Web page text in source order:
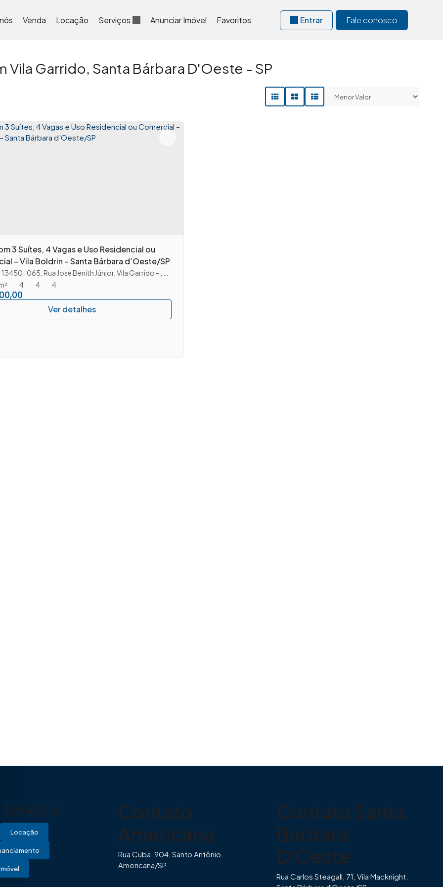
Fale conosco
Entrar
Favoritos
Anunciar Imóvel
Serviços
Locação
Venda
Vila Garrido, Santa Bárbara D'Oeste - SP
3 Suítes, 4 Vagas e Uso Residencial ou
– Vila Boldrin – Santa Bárbara d’Oeste/SP
13450-065 Rua José Benith Júnior, Vila Garrido
4
4 4
Serviços
Locação
Contato
Americana
Rua Cuba, 904, Santo Antônio.
Americana/SP
Contato Santa
Bárbara
D'Oeste
Rua Carlos Steagall, 71, Vila Macknight.